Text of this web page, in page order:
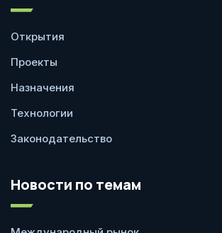
Открытия
Проекты
Назначения
Технологии
Законодательство
Новости по темам